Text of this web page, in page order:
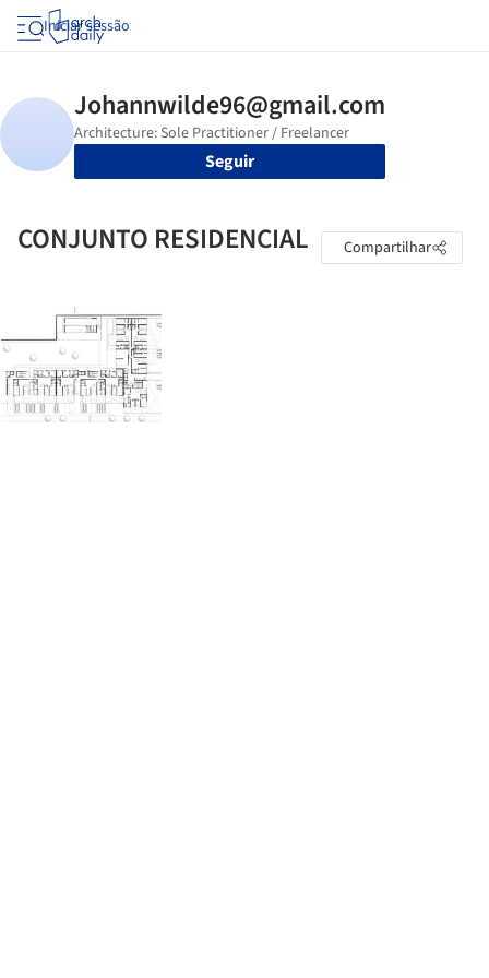
Iniciar sessão
Seguir
CONJUNTO RESIDENCIAL Compartilhar